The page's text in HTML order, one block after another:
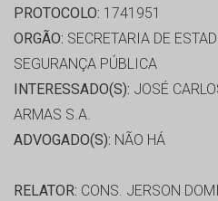
PROTOCOLO: 1741951
ORGÃO: SECRETARIA DE
SEGURANÇA PÚBLICA
INTERESSADO(S): JOSÉ
ARMAS S.A.
ADVOGADO(S): NÃO HÁ
RELATOR: CONS. JERSON